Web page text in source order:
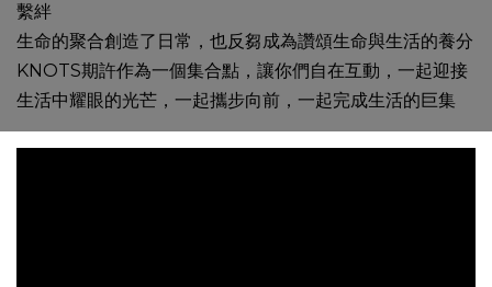
繫絆
生命的聚合創造了日常，也反芻成為讚頌生命與生活的養分
KNOTS期許作為一個集合點，讓你們自在互動，一起迎接
生活中耀眼的光芒，一起攜步向前，一起完成生活的巨集